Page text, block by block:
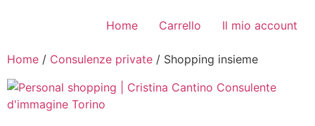
Home Carrello Il mio account
Home / Consulenze private / Shopping insieme